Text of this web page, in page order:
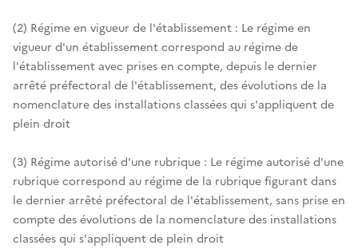
(2) Régime en vigueur de l'établissement : Le régime en
vigueur d'un établissement correspond au régime de
l'établissement avec prises en compte, depuis le dernier
arrêté préfectoral de l'établissement, des évolutions de la
nomenclature des installations classées qui s'appliquent de
plein droit
(3) Régime autorisé d'une rubrique : Le régime autorisé d'une
rubrique correspond au régime de la rubrique figurant dans
le dernier arrêté préfectoral de l'établissement, sans prise en
compte des évolutions de la nomenclature des installations
classées qui s'appliquent de plein droit